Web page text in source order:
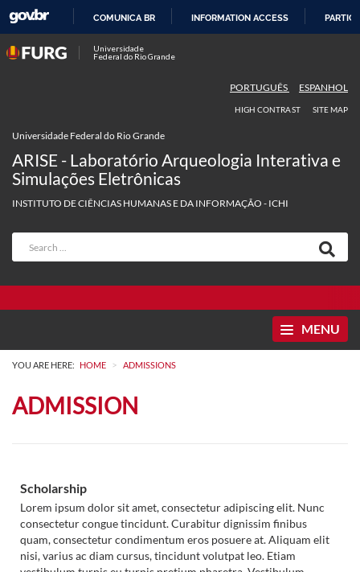
COMUNICA BR INFORMATION ACCESS
Universidade
Federal do Rio Grande
PORTUGUÊS ESPANHOL
HIGH CONTRAST SITE MAP
Universidade Federal do Rio Grande
ARISE - Laboratório Arqueologia Interativa e
Simulações Eletrônicas
INSTITUTO DE CIÊNCIAS HUMANAS E DA INFORMAÇÃO - ICHI
MENU
YOU ARE HERE: HOME > ADMISSIONS
ADMISSION
Scholarship
Lorem ipsum dolor sit amet, consectetur adipiscing elit. Nunc
consectetur congue tincidunt. Curabitur dignissim finibus
quam, consectetur condimentum eros posuere at. Aliquam elit
nisi, varius ac diam cursus, tincidunt volutpat leo. Etiam